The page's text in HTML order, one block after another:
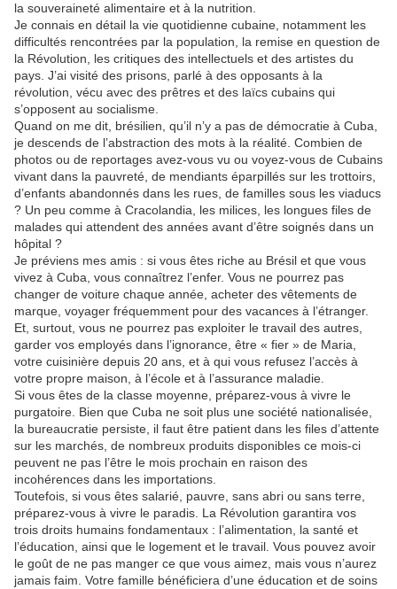
la souveraineté alimentaire et à la nutrition.
Je connais en détail la vie quotidienne cubaine, notamment les
difficultés rencontrées par la population, la remise en question de
la Révolution, les critiques des intellectuels et des artistes du
pays. J’ai visité des prisons, parlé à des opposants à la
révolution, vécu avec des prêtres et des laïcs cubains qui
s’opposent au socialisme.
Quand on me dit, brésilien, qu’il n’y a pas de démocratie à Cuba,
je descends de l’abstraction des mots à la réalité. Combien de
photos ou de reportages avez-vous vu ou voyez-vous de Cubains
vivant dans la pauvreté, de mendiants éparpillés sur les trottoirs,
d’enfants abandonnés dans les rues, de familles sous les viaducs
? Un peu comme à Cracolandia, les milices, les longues files de
malades qui attendent des années avant d’être soignés dans un
hôpital ?
Je préviens mes amis : si vous êtes riche au Brésil et que vous
vivez à Cuba, vous connaîtrez l’enfer. Vous ne pourrez pas
changer de voiture chaque année, acheter des vêtements de
marque, voyager fréquemment pour des vacances à l’étranger.
Et, surtout, vous ne pourrez pas exploiter le travail des autres,
garder vos employés dans l’ignorance, être « fier » de Maria,
votre cuisinière depuis 20 ans, et à qui vous refusez l’accès à
votre propre maison, à l’école et à l’assurance maladie.
Si vous êtes de la classe moyenne, préparez-vous à vivre le
purgatoire. Bien que Cuba ne soit plus une société nationalisée,
la bureaucratie persiste, il faut être patient dans les files d’attente
sur les marchés, de nombreux produits disponibles ce mois-ci
peuvent ne pas l’être le mois prochain en raison des
incohérences dans les importations.
Toutefois, si vous êtes salarié, pauvre, sans abri ou sans terre,
préparez-vous à vivre le paradis. La Révolution garantira vos
trois droits humains fondamentaux : l’alimentation, la santé et
l’éducation, ainsi que le logement et le travail. Vous pouvez avoir
le goût de ne pas manger ce que vous aimez, mais vous n’aurez
jamais faim. Votre famille bénéficiera d’une éducation et de soins